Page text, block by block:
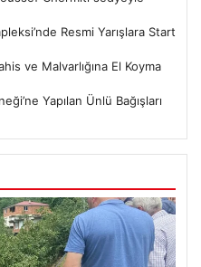
Resmi Yarışlara Start
ve Malvarlığına El Koyma
Yapılan Ünlü Bağışları